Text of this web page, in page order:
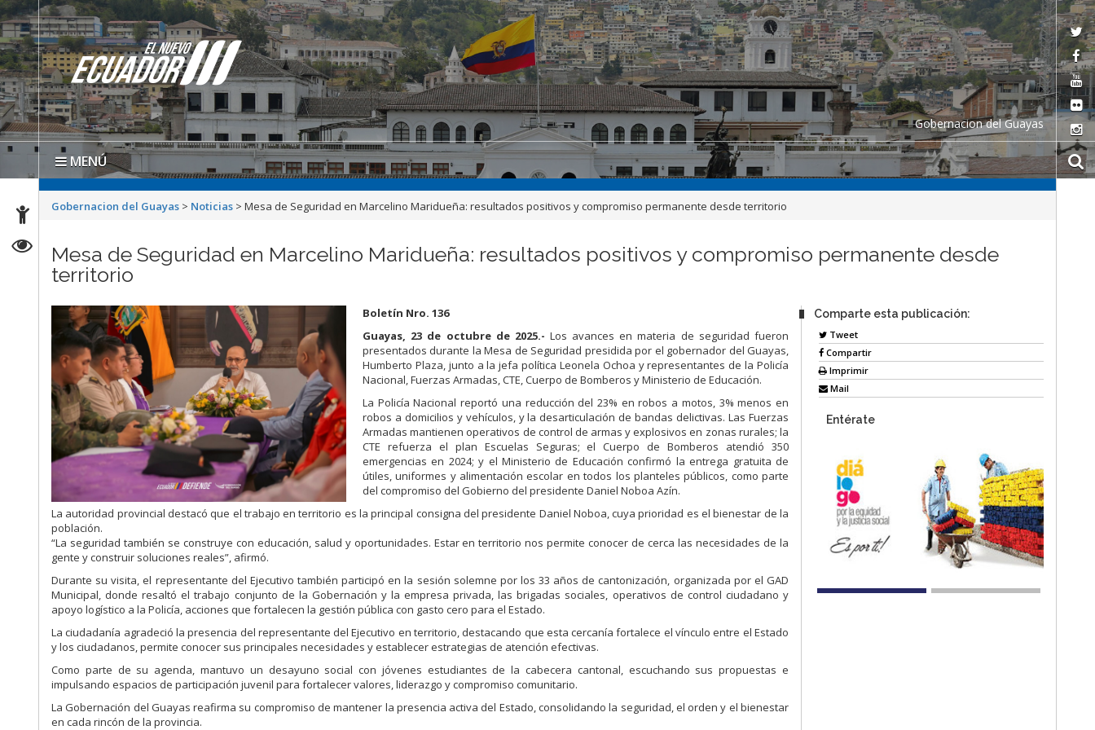
Gobernacion del Guayas
MENÚ
Gobernacion del Guayas > Noticias >Mesa de Seguridad en Marcelino Maridueña: resultados positivos y compromiso permanente desde territorio
Mesa de Seguridad en Marcelino Maridueña: resultados positivos y compromiso permanente desde
territorio
Boletín Nro. 136
Guayas, 23 de octubre de 2025.- Los avances en materia de seguridad fueron
presentados durante la Mesa de Seguridad presidida por el gobernador del Guayas,
Humberto Plaza, junto a la jefa política Leonela Ochoa y representantes de la Policía
Nacional, Fuerzas Armadas, CTE, Cuerpo de Bomberos y Ministerio de Educación.
La Policía Nacional reportó una reducción del 23% en robos a motos, 3% menos en
robos a domicilios y vehículos, y la desarticulación de bandas delictivas. Las Fuerzas
Armadas mantienen operativos de control de armas y explosivos en zonas rurales; la
CTE refuerza el plan Escuelas Seguras; el Cuerpo de Bomberos atendió 350
emergencias en 2024; y el Ministerio de Educación confirmó la entrega gratuita de
útiles, uniformes y alimentación escolar en todos los planteles públicos, como parte
del compromiso del Gobierno del presidente Daniel Noboa Azín.
La autoridad provincial destacó que el trabajo en territorio es la principal consigna del presidente Daniel Noboa, cuya prioridad es el bienestar de la
población.
“La seguridad también se construye con educación, salud y oportunidades. Estar en territorio nos permite conocer de cerca las necesidades de la
gente y construir soluciones reales”, afirmó.
Durante su visita, el representante del Ejecutivo también participó en la sesión solemne por los 33 años de cantonización, organizada por el GAD
Municipal, donde resaltó el trabajo conjunto de la Gobernación y la empresa privada, las brigadas sociales, operativos de control ciudadano y
apoyo logístico a la Policía, acciones que fortalecen la gestión pública con gasto cero para el Estado.
La ciudadanía agradeció la presencia del representante del Ejecutivo en territorio, destacando que esta cercanía fortalece el vínculo entre el Estado
y los ciudadanos, permite conocer sus principales necesidades y establecer estrategias de atención efectivas.
Como parte de su agenda, mantuvo un desayuno social con jóvenes estudiantes de la cabecera cantonal, escuchando sus propuestas e
impulsando espacios de participación juvenil para fortalecer valores, liderazgo y compromiso comunitario.
La Gobernación del Guayas reafirma su compromiso de mantener la presencia activa del Estado, consolidando la seguridad, el orden y el bienestar
en cada rincón de la provincia.
Comparte esta publicación:
Tweet
Compartir
Imprimir
Mail
Entérate